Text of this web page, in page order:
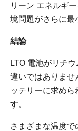
リーン エネルギ
境問題がさらに最
結論
LTO 電池がリチ
違いではありませ
ッテリーに求めら
す。
さまざまな温度